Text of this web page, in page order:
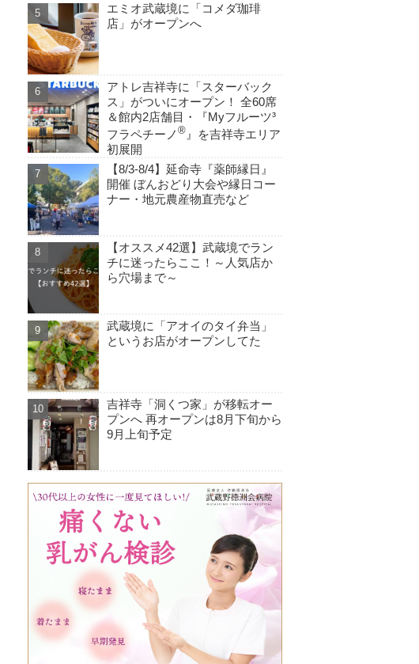
エミオ武蔵境に「コメダ珈琲
店」がオープンへ
アトレ吉祥寺に「スターバック
ス」がついにオープン！ 全60席
＆館内2店舗目・『Myフルーツ³
フラペチーノ ®』を吉祥寺エリア
初展開
【8/3-8/4】延命寺『薬師縁日』
開催 ぼんおどり大会や縁日コー
ナー・地元農産物直売など
【オススメ42選】武蔵境でラン
チに迷ったらここ！～人気店か
ら穴場まで～
武蔵境に「アオイのタイ弁当」
というお店がオープンしてた
吉祥寺「洞くつ家」が移転オー
プンへ 再オープンは8月下旬から
9月上旬予定